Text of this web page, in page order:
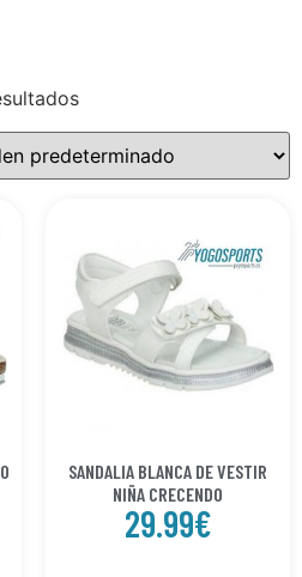
SANDALIA BLANCA DE VESTIR
NIÑA CRECENDO
29.99€